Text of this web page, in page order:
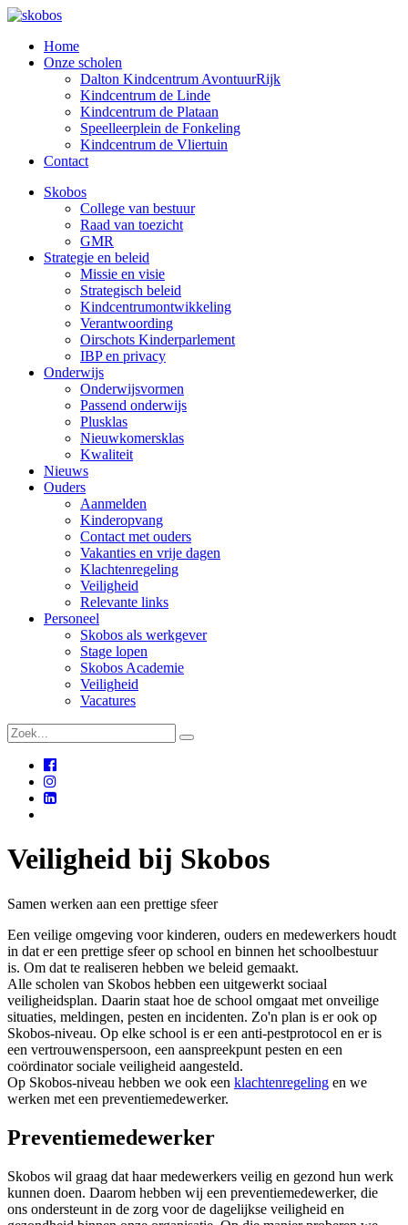
Home
Onze scholen
Dalton Kindcentrum AvontuurRijk
Kindcentrum de Linde
Kindcentrum de Plataan
Speelleerplein de Fonkeling
Kindcentrum de Vliertuin
Contact
Skobos
College van bestuur
Raad van toezicht
GMR
Strategie en beleid
Missie en visie
Strategisch beleid
Kindcentrumontwikkeling
Verantwoording
Oirschots Kinderparlement
IBP en privacy
Onderwijs
Onderwijsvormen
Passend onderwijs
Plusklas
Nieuwkomersklas
Kwaliteit
Nieuws
Ouders
Aanmelden
Kinderopvang
Contact met ouders
Vakanties en vrije dagen
Klachtenregeling
Veiligheid
Relevante links
Personeel
Skobos als werkgever
Stage lopen
Skobos Academie
Veiligheid
Vacatures
Veiligheid bij Skobos
Samen werken aan een prettige sfeer
Een veilige omgeving voor kinderen, ouders en medewerkers houdt
in dat er een prettige sfeer op school en binnen het schoolbestuur
is. Om dat te realiseren hebben we beleid gemaakt.
Alle scholen van Skobos hebben een uitgewerkt sociaal
veiligheidsplan. Daarin staat hoe de school omgaat met onveilige
situaties, meldingen, pesten en incidenten. Zo'n plan is er ook op
Skobos-niveau. Op elke school is er een anti-pestprotocol en er is
een vertrouwenspersoon, een aanspreekpunt pesten en een
coördinator sociale veiligheid aangesteld.
Op Skobos-niveau hebben we ook een klachtenregeling en we
werken met een preventiemedewerker.
Preventiemedewerker
Skobos wil graag dat haar medewerkers veilig en gezond hun werk
kunnen doen. Daarom hebben wij een preventiemedewerker, die
ons ondersteunt in de zorg voor de dagelijkse veiligheid en